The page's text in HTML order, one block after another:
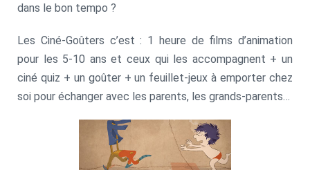
dans le bon tempo ?
Les Ciné-Goûters c’est : 1 heure de films d’animation
pour les 5-10 ans et ceux qui les accompagnent + un
ciné quiz + un goûter + un feuillet-jeux à emporter chez
soi pour échanger avec les parents, les grands-parents…